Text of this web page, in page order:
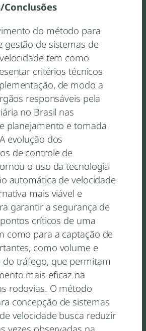
Conclusões
do método para
gestão de sistemas de
tem como
critérios técnicos
de modo a
responsáveis pela
no Brasil nas
planejamento e tomada
evolução dos
de controle de
o uso da tecnologia
automática de velocidade
mais viável e
garantir a segurança de
críticos de uma
como para a captação de
como volume e
do tráfego, que permitam
mais eficaz na
rodovias. O método
concepção de sistemas
velocidade busca reduzir